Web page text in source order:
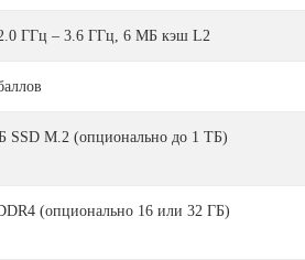
ГГц – 3.6 ГГц, 6 МБ кэш L2
SSD М.2 (опционально до 1 ТБ)
(опционально 16 или 32 ГБ)